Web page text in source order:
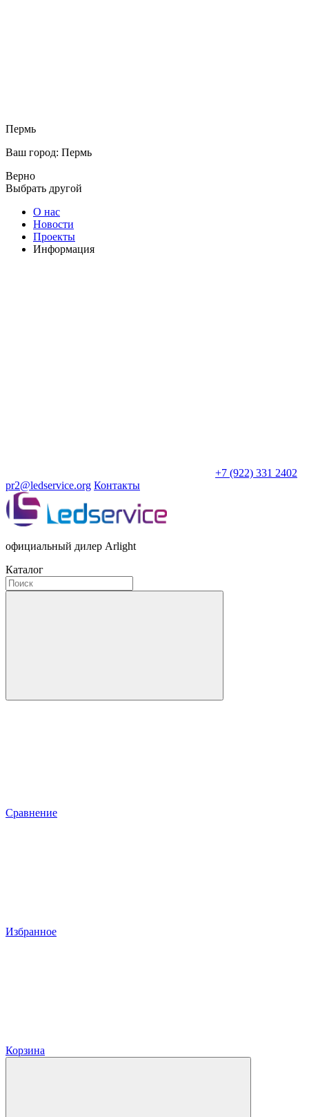
Пермь
Ваш город: Пермь
Верно
Выбрать другой
О нас
Новости
Проекты
Информация
+7 (922) 331 2402
pr2@ledservice.org Контакты
официальный дилер Arlight
Каталог
Сравнение
Избранное
Корзина